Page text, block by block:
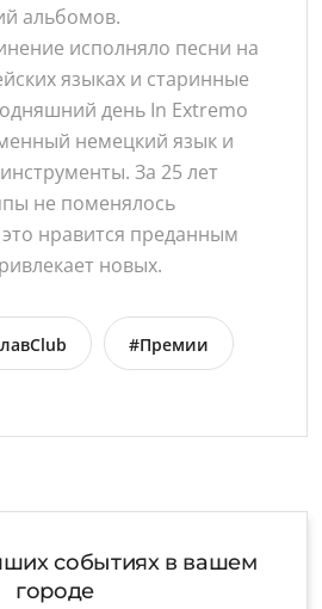
альбомов.
исполняло песни на
языках и старинные
день In Extremo
немецкий язык и
За 25 лет
не поменялось
нравится преданным
новых.
#Премии
событиях в вашем
городе